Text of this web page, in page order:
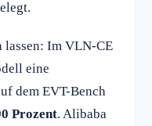
lassen: Im VLN-CE
eine
dem EVT-Bench
Prozent. Alibaba